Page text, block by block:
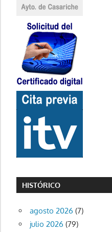
HISTÓRICO
agosto 2026 (7)
julio 2026 (79)